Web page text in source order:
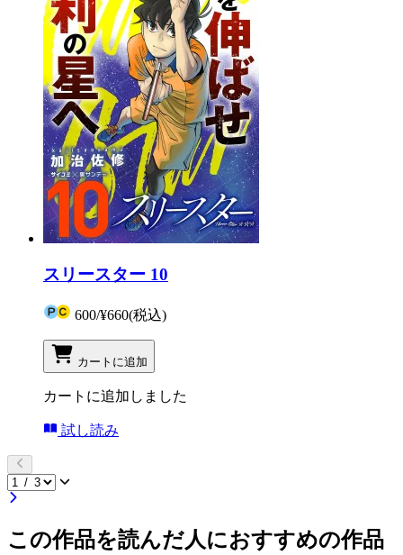
スリースター 10
600/¥660(税込)
カートに追加
カートに追加しました
試し読み
この作品を読んだ人におすすめの作品